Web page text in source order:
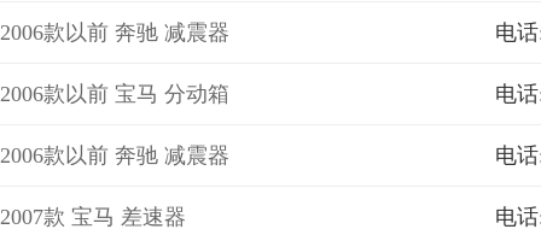
2006款以前 奔驰 减震器 电
2006款以前 宝马 分动箱 电
2006款以前 奔驰 减震器 电
2007款 宝马 差速器 电